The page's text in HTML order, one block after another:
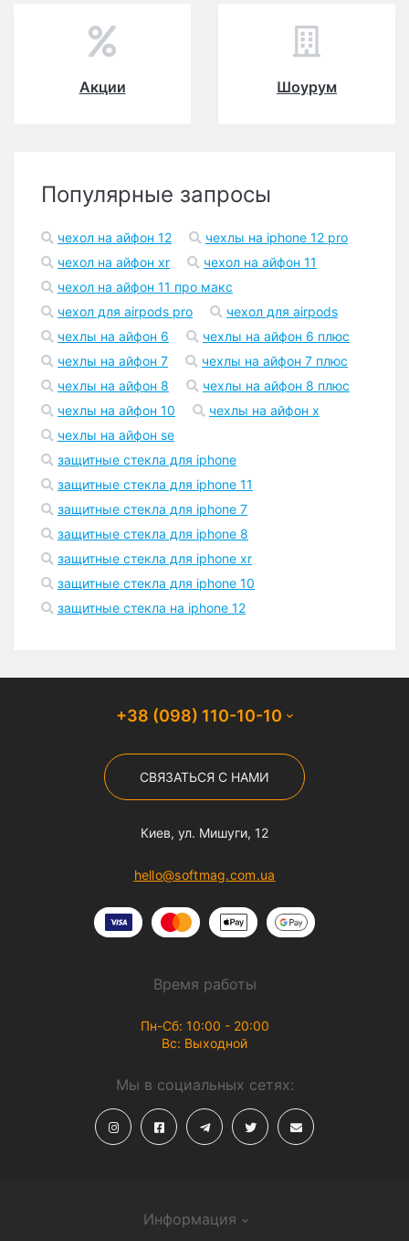
Акции Шоурум
Популярные запросы
чехол на айфон 12
чехлы на iphone 12 pro
чехол на айфон xr
чехол на айфон 11
чехол на айфон 11 про макс
чехол для airpods pro
чехол для airpods
чехлы на айфон 6
чехлы на айфон 6 плюс
чехлы на айфон 7
чехлы на айфон 7 плюс
чехлы на айфон 8
чехлы на айфон 8 плюс
чехлы на айфон 10
чехлы на айфон x
чехлы на айфон se
защитные стекла для iphone
защитные стекла для iphone 11
защитные стекла для iphone 7
защитные стекла для iphone 8
защитные стекла для iphone xr
защитные стекла для iphone 10
защитные стекла на iphone 12
+38 (098) 110-10-10
СВЯЗАТЬСЯ С НАМИ
Киев, ул. Мишуги, 12
hello@softmag.com.ua
Информация
Время работы
Пн-Сб: 10:00 - 20:00
Вс: Выходной
Мы в социальных сетях: